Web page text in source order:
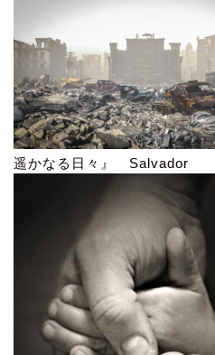
遥かなる日々』 Salvador